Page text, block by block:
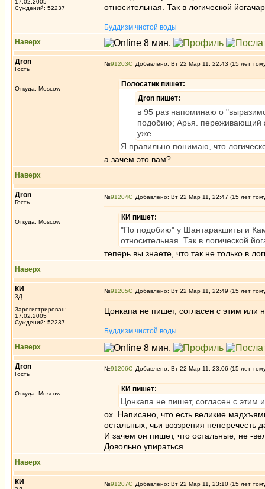
17.02.2005
Суждений: 52237
относительная. Так в логической
Буддизм чистой воды
Наверх
Дron
Гость
Откуда: Moscow
№91203 Добавлено: Вт 22 Мар 11, 22:43 (15 лет
Полосатик пишет:
Дron пишет:
в 95 раз напоминаю о
подобию; Арья. переживающий
уже.
Я правильно понимаю, что
а зачем это вам?
Наверх
Дron
Гость
Откуда: Moscow
№91204 Добавлено: Вт 22 Мар 11, 22:47 (15 лет
КИ пишет:
"По подобию" у Шантаракшиты и
относительная. Так в логической
теперь вы знаете, что так не только в
Наверх
КИ
3Д
Зарегистрирован:
17.02.2005
Суждений: 52237
№91205 Добавлено: Вт 22 Мар 11, 22:49 (15 лет
Цонкапа не пишет, согласен с этим или
Буддизм чистой воды
Наверх
Дron
Гость
Откуда: Moscow
№91206 Добавлено: Вт 22 Мар 11, 23:06 (15 лет
КИ пишет:
Цонкапа не пишет, согласен с этим
ох. Написано, что есть великие
остальных, чьи воззрения
И зачем он пишет, что остальные, не -
Довольно упираться.
Наверх
КИ №91207 Добавлено: Вт 22 Мар 11, 23:10 (15 лет